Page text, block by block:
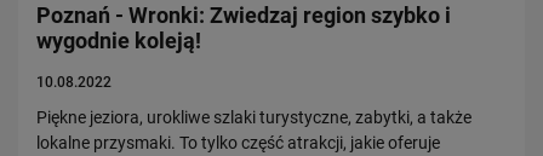
Poznań - Wronki: Zwiedzaj region szybko i
wygodnie koleją!
10.08.2022
Piękne jeziora, urokliwe szlaki turystyczne, zabytki, a także
lokalne przysmaki. To tylko część atrakcji, jakie oferuje